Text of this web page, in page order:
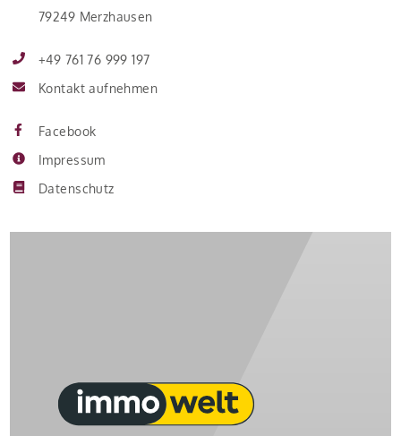
79249 Merzhausen
+49 761 76 999 197
Kontakt aufnehmen
Facebook
Impressum
Datenschutz